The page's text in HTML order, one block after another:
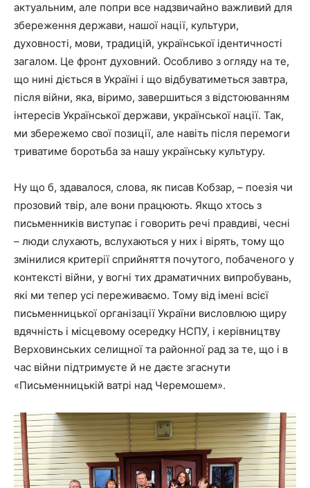
актуальним, але попри все надзвичайно важливий для
збереження держави, нашої нації, культури,
духовності, мови, традицій, української ідентичності
загалом. Це фронт духовний. Особливо з огляду на те,
що нині діється в Україні і що відбуватиметься завтра,
після війни, яка, віримо, завершиться з відстоюванням
інтересів Української держави, української нації. Так,
ми збережемо свої позиції, але навіть після перемоги
триватиме боротьба за нашу українську культуру.
Ну що б, здавалося, слова, як писав Кобзар, – поезія чи
прозовий твір, але вони працюють. Якщо хтось з
письменників виступає і говорить речі правдиві, чесні
– люди слухають, вслухаються у них і вірять, тому що
змінилися критерії сприйняття почутого, побаченого у
контексті війни, у вогні тих драматичних випробувань,
які ми тепер усі переживаємо. Тому від імені всієї
письменницької організації України висловлюю щиру
вдячність і місцевому осередку НСПУ, і керівництву
Верховинських селищної та районної рад за те, що і в
час війни підтримуєте й не даєте згаснути
«Письменницькій ватрі над Черемошем».